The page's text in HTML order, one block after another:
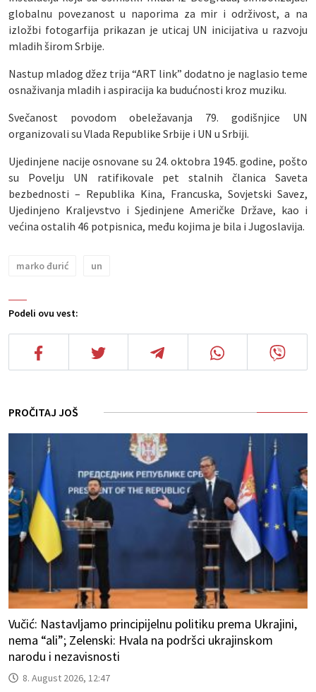
Podeli ovu vest:
globalnu povezanost u naporima za mir i održivost, a na
izložbi fotogarfija prikazan je uticaj UN inicijativa u razvoju
mladih širom Srbije.
Nastup mladog džez trija “ART link” dodatno je naglasio teme
osnaživanja mladih i aspiracija ka budućnosti kroz muziku.
Svečanost povodom obeležavanja 79. godišnjice UN
organizovali su Vlada Republike Srbije i UN u Srbiji.
Ujedinjene nacije osnovane su 24. oktobra 1945. godine, pošto
su Povelju UN ratifikovale pet stalnih članica Saveta
bezbednosti – Republika Kina, Francuska, Sovjetski Savez,
Ujedinjeno Kraljevstvo i Sjedinjene Američke Države, kao i
većina ostalih 46 potpisnica, među kojima je bila i Jugoslavija.
marko đurić un
PROČITAJ JOŠ
Vučić: Nastavljamo principijelnu politiku prema Ukrajini,
nema “ali”; Zelenski: Hvala na podršci ukrajinskom
narodu i nezavisnosti
8. August 2026, 12:47